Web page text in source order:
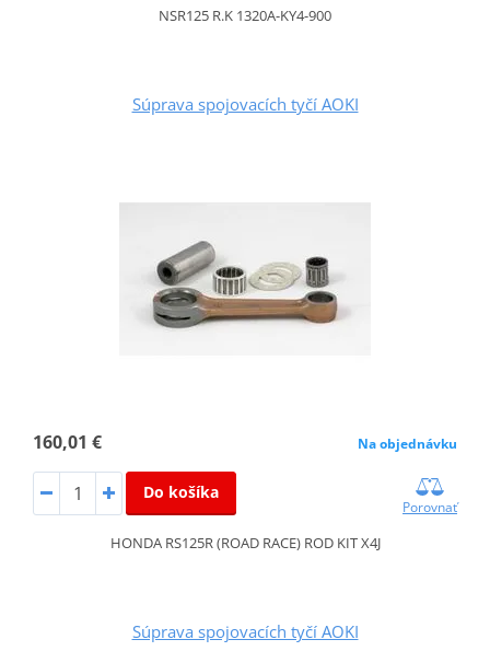
NSR125 R.K 1320A-KY4-900
Súprava spojovacích tyčí AOKI
160,01 € Na objednávku
Do košíka
Porovnať
HONDA RS125R (ROAD RACE) ROD KIT X4J
Súprava spojovacích tyčí AOKI